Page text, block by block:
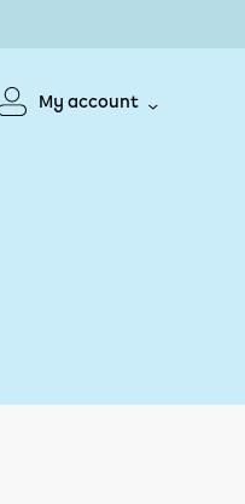
My account